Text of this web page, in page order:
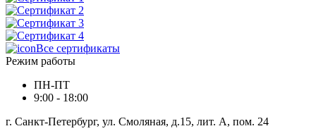
Все сертификаты
Режим работы
ПН-ПТ
9:00 - 18:00
г. Санкт-Петербург, ул. Смоляная, д.15, лит. А, пом. 24